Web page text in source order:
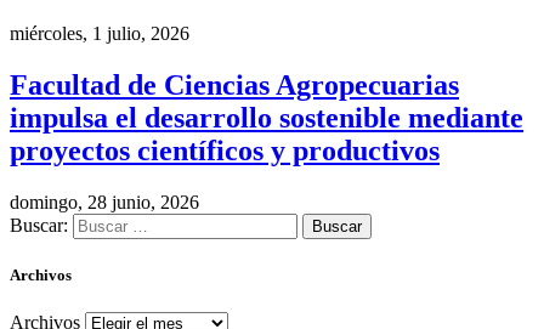
miércoles, 1 julio, 2026
Facultad de Ciencias Agropecuarias
impulsa el desarrollo sostenible mediante
proyectos científicos y productivos
domingo, 28 junio, 2026
Buscar:
Archivos
Archivos